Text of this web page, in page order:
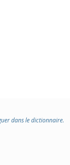
dans le dictionnaire.